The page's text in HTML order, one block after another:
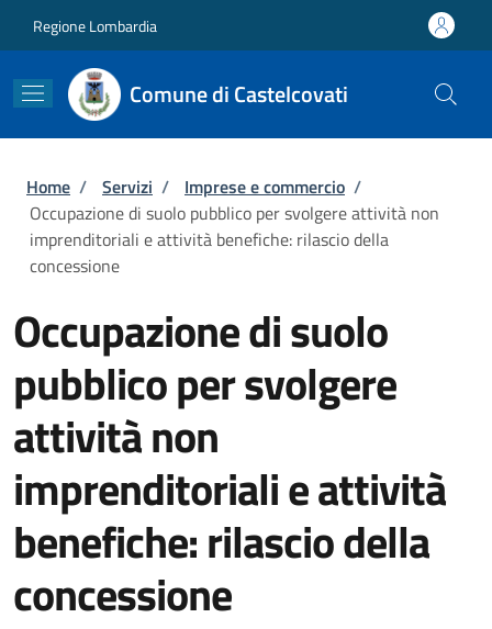
Regione Lombardia
Comune di Castelcovati
Briciole di pane
Home / Servizi / Imprese e commercio /
Occupazione di suolo pubblico per svolgere attività non
imprenditoriali e attività benefiche: rilascio della
concessione
Occupazione di suolo
pubblico per svolgere
attività non
imprenditoriali e attività
benefiche: rilascio della
concessione